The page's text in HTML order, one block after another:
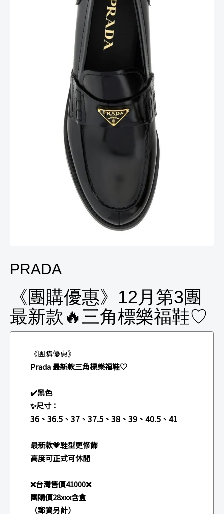
PRADA
《團購優惠》12月第3團
最新款🔥三角標樂福鞋♡
《團購優惠》
Prada 最新款三角標樂福鞋♡
✔️黑色
✨尺寸：
36、36.5、37、37.5、38、39、40.5、41
最新款💗鞋型更修飾
高度可正式可休閒
❌台灣售價41000❌
團購價28xxx含盒
（郵資另計）